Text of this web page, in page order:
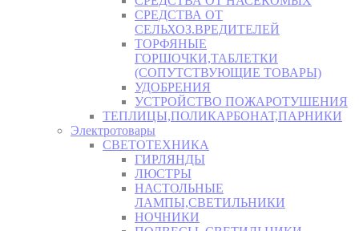
СРЕДСТВА ОТ
СЕЛЬХОЗ.ВРЕДИТЕЛЕЙ
ТОРФЯНЫЕ
ГОРШОЧКИ,ТАБЛЕТКИ
(СОПУТСТВУЮЩИЕ ТОВАРЫ)
УДОБРЕНИЯ
УСТРОЙСТВО ПОЖАРОТУШЕНИЯ
ТЕПЛИЦЫ,ПОЛИКАРБОНАТ,ПАРНИКИ
Электротовары
СВЕТОТЕХНИКА
ГИРЛЯНДЫ
ЛЮСТРЫ
НАСТОЛЬНЫЕ
ЛАМПЫ,СВЕТИЛЬНИКИ
НОЧНИКИ